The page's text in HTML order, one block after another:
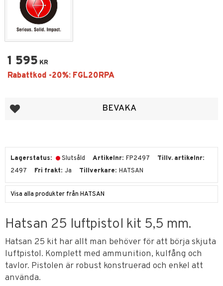
1 595 KR
Lägg till i favoriter BEVAKA
Lagerstatus Slutsåld Artikelnr FP2497
Tillv. artikelnr
2497
Fri frakt Ja Tillverkare HATSAN
Visa alla produkter från HATSAN
Hatsan 25 luftpistol kit 5,5 mm.
Hatsan 25 kit har allt man behöver för att börja skjuta
luftpistol. Komplett med ammunition, kulfång och
tavlor. Pistolen är robust konstruerad och enkel att
använda.